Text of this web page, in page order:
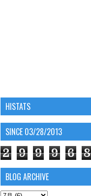
HISTATS
SINCE 03/28/2013
2 9 9 9 6 8
BLOG ARCHIVE